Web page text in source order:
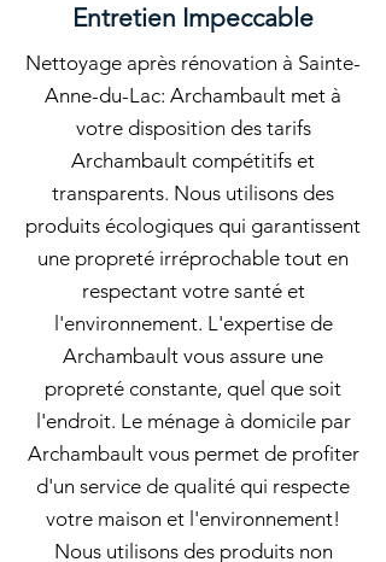
Entretien Impeccable
Nettoyage après rénovation à Sainte-
Anne-du-Lac: Archambault met à
votre disposition des tarifs
Archambault compétitifs et
transparents. Nous utilisons des
produits écologiques qui garantissent
une propreté irréprochable tout en
respectant votre santé et
l'environnement. L'expertise de
Archambault vous assure une
propreté constante, quel que soit
l'endroit. Le ménage à domicile par
Archambault vous permet de profiter
d'un service de qualité qui respecte
votre maison et l'environnement!
Nous utilisons des produits non